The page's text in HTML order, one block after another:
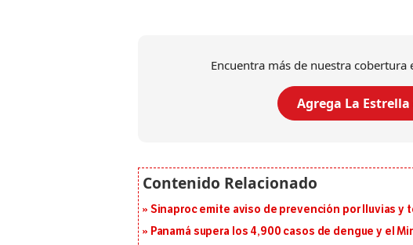
Encuentra más de nuestra
Agrega La
Sinaproc emite aviso de prevención por lluvias y
Panamá supera los 4,900 casos de dengue y el